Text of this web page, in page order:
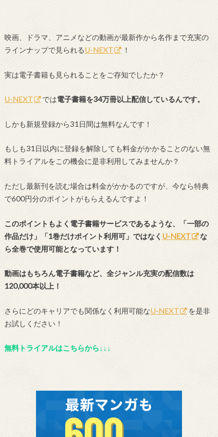
映画、ドラマ、アニメなどの動画が最新作から名作まで充実の
ラインナップで見られるU-NEXT ！
実は電子書籍も見られることをご存知でしたか？
U-NEXT では電子書籍を34万冊以上配信しているんです。
しかも新規登録から31日間は無料なんです！
もしも31日以内に登録を解除しても料金がかかることのない無
料トライアルをこの機会に是非利用してみませんか？
ただし最新刊を読む場合は料金がかかるのですが、今なら特典
で600円分のポイントがもらえるんですよ！
このポイントもよく電子書籍サービスであるような、「一部の
作品だけ」「1巻だけポイント利用可」ではなく U-NEXT
な
ら全巻で使用可能となっています！
動画はもちろん電子書籍など、全ジャンル充実の配信数は
120,000本以上！
さらにどのキャリアでも関係なく利用可能なU-NEXT
を是非
お試しください！
無料トライアルはこちらから↓↓↓